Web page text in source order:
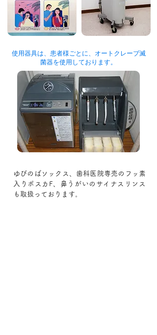
使用器具は、患者様ごとに、オートクレーブ滅
菌器を使用しております。
ゆびのばソックス、歯科医院専売のフッ素
入りポスカF、鼻うがいのサイナスリンス
も取扱っております。